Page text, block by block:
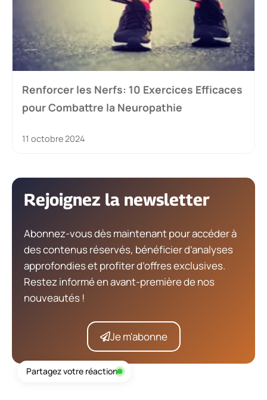
Renforcer les Nerfs: 10 Exercices Efficaces
pour Combattre la Neuropathie
11 octobre 2024
Rejoignez la newsletter
Abonnez-vous dès maintenant pour accéder à
des contenus réservés, bénéficier d’analyses
approfondies et profiter d’offres exclusives.
Restez informé en avant-première de nos
nouveautés !
Je m'abonne
Partagez votre réaction